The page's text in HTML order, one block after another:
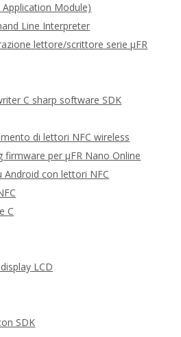
Application Module)
Line Interpreter
lettore/scrittore serie μFR
C sharp software SDK
di lettori NFC wireless
firmware per μFR Nano Online
Android con lettori NFC
C
LCD
SDK